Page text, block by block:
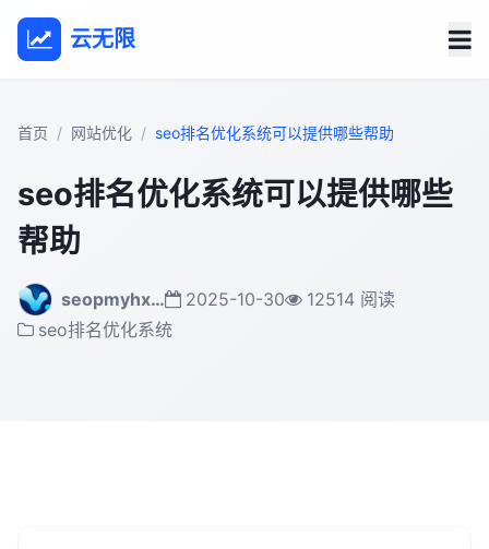
云无限
首页 网站优化 seo排名优化系统可以提供哪些帮助
seo排名优化系统可以提供哪些
帮助
seopmyhx… 2025-10-30
12514 阅读
seo排名优化系统